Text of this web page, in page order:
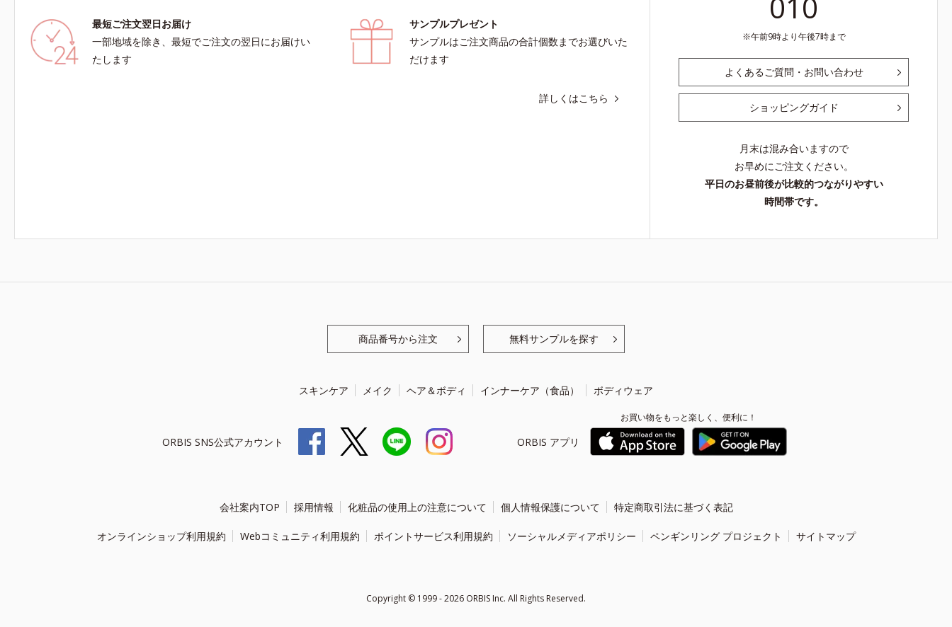
最短ご注文翌日お届け
一部地域を除き、最短でご注文の翌日にお届けい
たします
サンプルプレゼント
サンプルはご注文商品の合計個数までお選びいた
だけます
詳しくはこちら
午前9時より午後7時まで
よくあるご質問・お問い合わせ
ショッピングガイド
月末は混み合いますので
お早めにご注文ください。
平日のお昼前後が比較的つながりやすい
時間帯です。
商品番号から注文 無料サンプルを探す
スキンケア メイク ヘア＆ボディ インナーケア（食品） ボディウェア
ORBIS SNS公式アカウント ORBIS アプリ
お買い物をもっと楽しく、便利に！
会社案内TOP 採用情報 化粧品の使用上の注意について 個人情報保護について 特定商取引法に基づく表記
オンラインショップ利用規約 Webコミュニティ利用規約 ポイントサービス利用規約 ソーシャルメディアポリシー ペンギンリング プロジェクト サイトマップ
Copyright © 1999 - 2026 ORBIS Inc. All Rights Reserved.